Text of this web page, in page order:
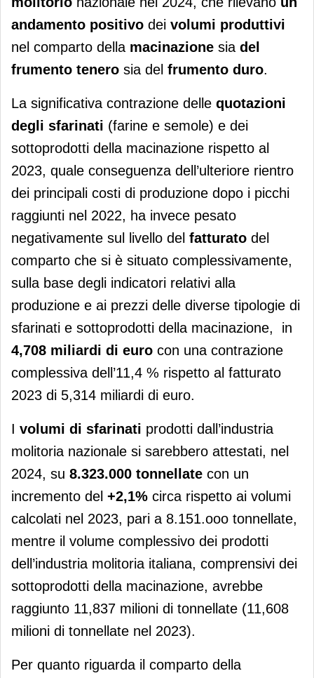
andamento positivo dei volumi produttivi
nel comparto della macinazione sia del
frumento tenero sia del frumento duro.
La significativa contrazione delle quotazioni
degli sfarinati (farine e semole) e dei
sottoprodotti della macinazione rispetto al
2023, quale conseguenza dell’ulteriore rientro
dei principali costi di produzione dopo i picchi
raggiunti nel 2022, ha invece pesato
negativamente sul livello del fatturato del
comparto che si è situato complessivamente,
sulla base degli indicatori relativi alla
produzione e ai prezzi delle diverse tipologie di
sfarinati e sottoprodotti della macinazione, in
4,708 miliardi di euro con una contrazione
complessiva dell’11,4 % rispetto al fatturato
2023 di 5,314 miliardi di euro.
I volumi di sfarinati prodotti dall’industria
molitoria nazionale si sarebbero attestati, nel
2024, su 8.323.000 tonnellate con un
incremento del +2,1% circa rispetto ai volumi
calcolati nel 2023, pari a 8.151.ooo tonnellate,
mentre il volume complessivo dei prodotti
dell’industria molitoria italiana, comprensivi dei
sottoprodotti della macinazione, avrebbe
raggiunto 11,837 milioni di tonnellate (11,608
milioni di tonnellate nel 2023).
Per quanto riguarda il comparto della